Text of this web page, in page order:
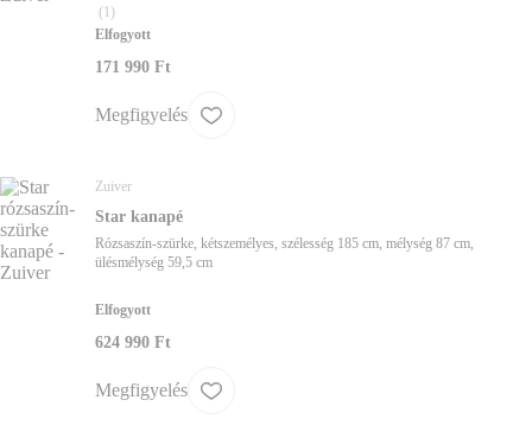
(1)
Elfogyott
171 990 Ft
Megfigyelés
Zuiver
Star kanapé
Rózsaszín-szürke, kétszemélyes, szélesség 185 cm, mélység 87 cm,
ülésmélység 59,5 cm
Elfogyott
624 990 Ft
Megfigyelés